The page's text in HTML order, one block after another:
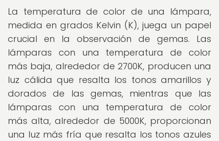
La temperatura de color de una lámpara,
medida en grados Kelvin (K), juega un papel
crucial en la observación de gemas. Las
lámparas con una temperatura de color
más baja, alrededor de 2700K, producen una
luz cálida que resalta los tonos amarillos y
dorados de las gemas, mientras que las
lámparas con una temperatura de color
más alta, alrededor de 5000K, proporcionan
una luz más fría que resalta los tonos azules